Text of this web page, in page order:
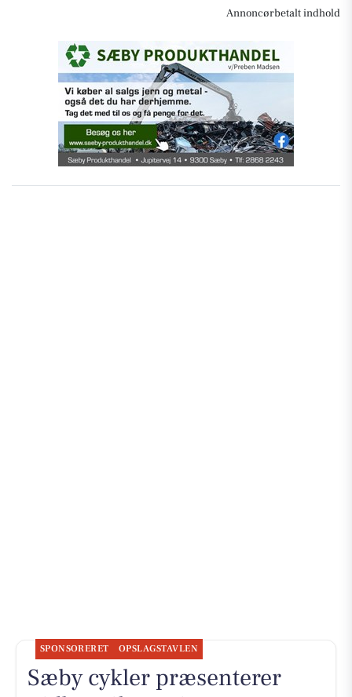
Annoncørbetalt indhold
SPONSORERET OPSLAGSTAVLEN
Sæby cykler præsenterer